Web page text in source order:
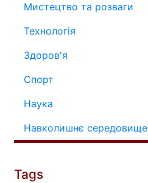
Мистецтво та розваги
Технологія
Здоров'я
Спорт
Наука
Навколишнє середовище
Tags